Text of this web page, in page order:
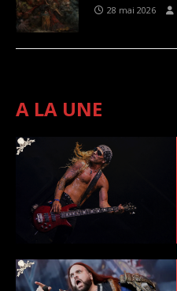
28 mai 2026
A LA UNE